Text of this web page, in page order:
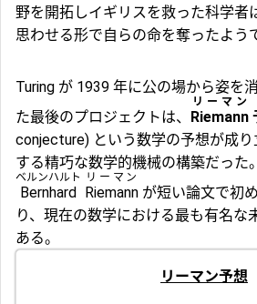
野を開拓しイギリスを救った科学者
思わせる形で自らの命を奪ったよう
Turing が 1939 年に公の場から姿を
た最後のプロジェクトは、 Riemann
リーマン
conjecture) という数学の予想が成
する精巧な数学的機械の構築だった
Bernhard
ベルンハルト
Riemann
リーマン
が短い論文で初
り、現在の数学における最も有名な
ある。
リーマン予想